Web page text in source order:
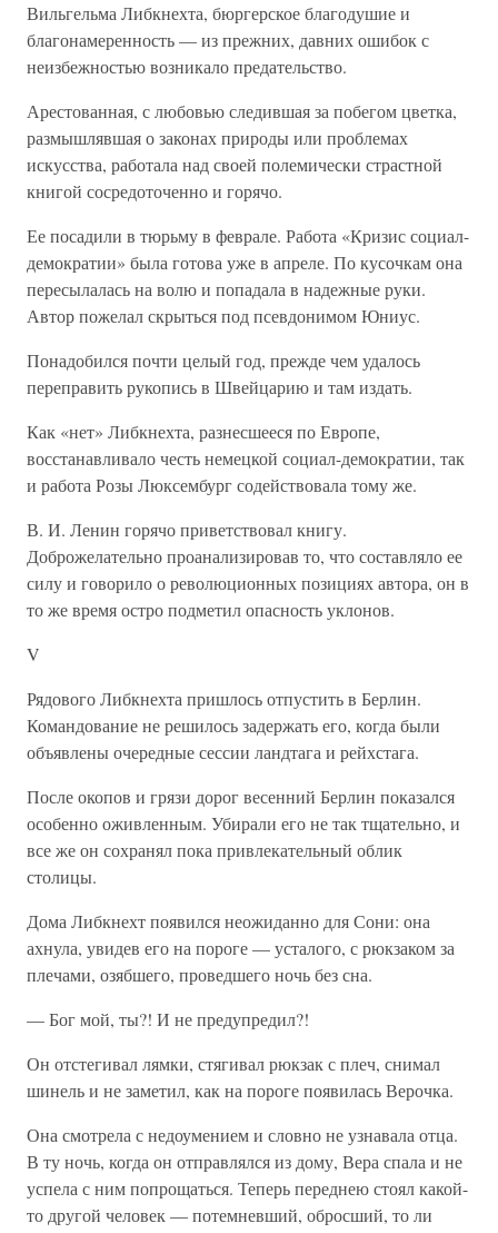
Вильгельма Либкнехта, бюргерское благодушие и
благонамеренность — из прежних, давних ошибок с
неизбежностью возникало предательство.
Арестованная, с любовью следившая за побегом цветка,
размышлявшая о законах природы или проблемах
искусства, работала над своей полемически страстной
книгой сосредоточенно и горячо.
Ее посадили в тюрьму в феврале. Работа «Кризис социал-
демократии» была готова уже в апреле. По кусочкам она
пересылалась на волю и попадала в надежные руки.
Автор пожелал скрыться под псевдонимом Юниус.
Понадобился почти целый год, прежде чем удалось
переправить рукопись в Швейцарию и там издать.
Как «нет» Либкнехта, разнесшееся по Европе,
восстанавливало честь немецкой социал-демократии, так
и работа Розы Люксембург содействовала тому же.
В. И. Ленин горячо приветствовал книгу.
Доброжелательно проанализировав то, что составляло ее
силу и говорило о революционных позициях автора, он в
то же время остро подметил опасность уклонов.
V
Рядового Либкнехта пришлось отпустить в Берлин.
Командование не решилось задержать его, когда были
объявлены очередные сессии ландтага и рейхстага.
После окопов и грязи дорог весенний Берлин показался
особенно оживленным. Убирали его не так тщательно, и
все же он сохранял пока привлекательный облик
столицы.
Дома Либкнехт появился неожиданно для Сони: она
ахнула, увидев его на пороге — усталого, с рюкзаком за
плечами, озябшего, проведшего ночь без сна.
— Бог мой, ты?! И не предупредил?!
Он отстегивал лямки, стягивал рюкзак с плеч, снимал
шинель и не заметил, как на пороге появилась Верочка.
Она смотрела с недоумением и словно не узнавала отца.
В ту ночь, когда он отправлялся из дому, Вера спала и не
успела с ним попрощаться. Теперь переднею стоял какой-
то другой человек — потемневший, обросший, то ли